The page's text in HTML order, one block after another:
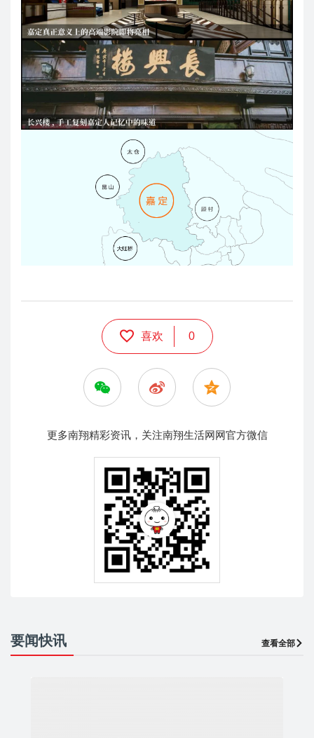
喜欢 0
更多南翔精彩资讯，关注南翔生活网网官方微信
要闻快讯 查看全部